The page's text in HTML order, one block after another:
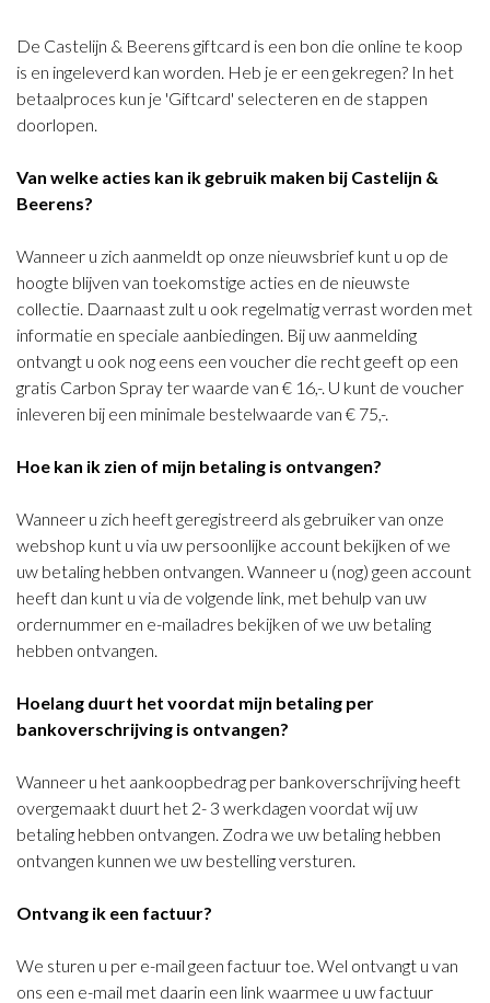
De Castelijn & Beerens giftcard is een bon die online te koop
is en ingeleverd kan worden. Heb je er een gekregen? In het
betaalproces kun je 'Giftcard' selecteren en de stappen
doorlopen.
Van welke acties kan ik gebruik maken bij Castelijn &
Beerens?
Wanneer u zich aanmeldt op onze nieuwsbrief kunt u op de
hoogte blijven van toekomstige acties en de nieuwste
collectie. Daarnaast zult u ook regelmatig verrast worden met
informatie en speciale aanbiedingen. Bij uw aanmelding
ontvangt u ook nog eens een voucher die recht geeft op een
gratis Carbon Spray ter waarde van € 16,-. U kunt de voucher
inleveren bij een minimale bestelwaarde van € 75,-.
Hoe kan ik zien of mijn betaling is ontvangen?
Wanneer u zich heeft geregistreerd als gebruiker van onze
webshop kunt u via uw persoonlijke account bekijken of we
uw betaling hebben ontvangen. Wanneer u (nog) geen account
heeft dan kunt u via de volgende link, met behulp van uw
ordernummer en e-mailadres bekijken of we uw betaling
hebben ontvangen.
Hoelang duurt het voordat mijn betaling per
bankoverschrijving is ontvangen?
Wanneer u het aankoopbedrag per bankoverschrijving heeft
overgemaakt duurt het 2- 3 werkdagen voordat wij uw
betaling hebben ontvangen. Zodra we uw betaling hebben
ontvangen kunnen we uw bestelling versturen.
Ontvang ik een factuur?
We sturen u per e-mail geen factuur toe. Wel ontvangt u van
ons een e-mail met daarin een link waarmee u uw factuur